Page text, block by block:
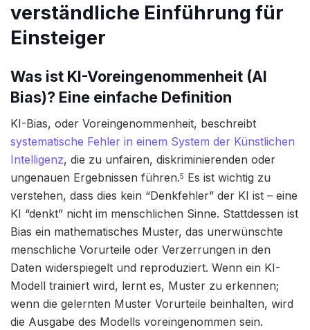
verständliche Einführung für
Einsteiger
Was ist KI-Voreingenommenheit (AI
Bias)? Eine einfache Definition
KI-Bias, oder Voreingenommenheit, beschreibt
systematische Fehler in einem System der Künstlichen
Intelligenz, die zu unfairen, diskriminierenden oder
ungenauen Ergebnissen führen.5 Es ist wichtig zu
verstehen, dass dies kein “Denkfehler” der KI ist – eine
KI “denkt” nicht im menschlichen Sinne. Stattdessen ist
Bias ein mathematisches Muster, das unerwünschte
menschliche Vorurteile oder Verzerrungen in den
Daten widerspiegelt und reproduziert. Wenn ein KI-
Modell trainiert wird, lernt es, Muster zu erkennen;
wenn die gelernten Muster Vorurteile beinhalten, wird
die Ausgabe des Modells voreingenommen sein.